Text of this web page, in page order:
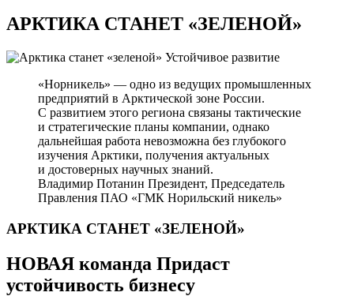
АРКТИКА СТАНЕТ «ЗЕЛЕНОЙ»
Устойчивое развитие
«Норникель» — одно из ведущих промышленных
предприятий в Арктической зоне России.
С развитием этого региона связаны тактические
и стратегические планы компании, однако
дальнейшая работа невозможна без глубокого
изучения Арктики, получения актуальных
и достоверных научных знаний.
Владимир Потанин Президент, Председатель
Правления ПАО «ГМК Норильский никель»
АРКТИКА СТАНЕТ «ЗЕЛЕНОЙ»
НОВАЯ команда Придаст
устойчивость бизнесу